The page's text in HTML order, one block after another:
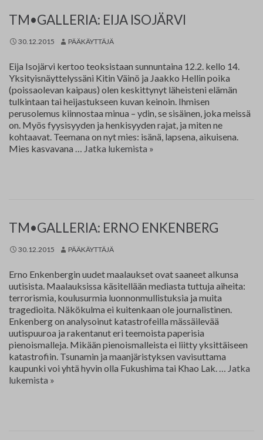
TM•GALLERIA: EIJA ISOJÄRVI
30.12.2015 PÄÄKÄYTTÄJÄ
Eija Isojärvi kertoo teoksistaan sunnuntaina 12.2. kello 14.
Yksityisnäyttelyssäni Kitin Väinö ja Jaakko Hellin poika
(poissaolevan kaipaus) olen keskittynyt läheisteni elämän
tulkintaan tai heijastukseen kuvan keinoin. Ihmisen
perusolemus kiinnostaa minua – ydin, se sisäinen, joka meissä
on. Myös fyysisyyden ja henkisyyden rajat, ja miten ne
kohtaavat. Teemana on nyt mies: isänä, lapsena, aikuisena.
Mies kasvavana … Jatka lukemista Eija
»
TM•GALLERIA: ERNO ENKENBERG
30.12.2015 PÄÄKÄYTTÄJÄ
Erno Enkenbergin uudet maalaukset ovat saaneet alkunsa
uutisista. Maalauksissa käsitellään mediasta tuttuja aiheita:
terrorismia, koulusurmia luonnonmullistuksia ja muita
tragedioita. Näkökulma ei kuitenkaan ole journalistinen.
Enkenberg on analysoinut katastrofeilla mässäilevää
uutispuuroa ja rakentanut eri teemoista paperisia
pienoismalleja. Mikään pienoismalleista ei liitty yksittäiseen
katastrofiin. Tsunamin ja maanjäristyksen vavisuttama
kaupunki voi yhtä hyvin olla Fukushima tai Khao Lak. … Jatka
lukemista Erno
»